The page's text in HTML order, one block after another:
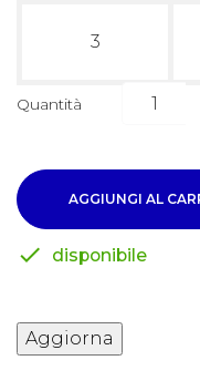
3
Quantità
AGGIUNGI AL
 disponibile